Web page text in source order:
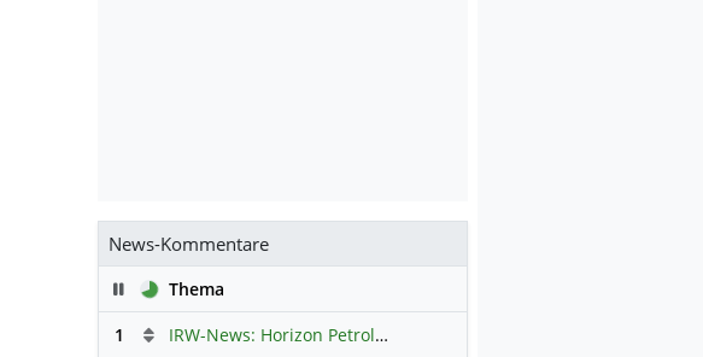
News-Kommentare
PauseThema
1
IRW-News: Horizon Petroleum Ltd. : Horizon Petroleum beginnt mit der Testförderung im Projekt Lachowice in Polen und schließt die Platzierung einer überzeichneten Wandelanleihe ab